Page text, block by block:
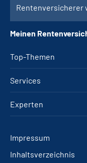
Top-Themen
Services
Experten
Rentenversicherer
Meinen
Impressum
Inhaltsverzeichnis